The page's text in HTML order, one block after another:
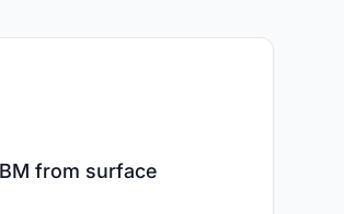
from surface